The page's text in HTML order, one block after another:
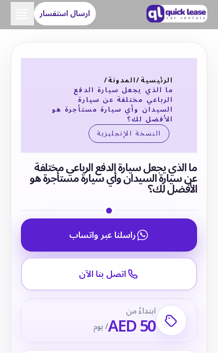
ارسال استفسار
الرئيسية/المدونة/
ما الذي يجعل سيارة الدفع
الرباعي مختلفة عن سيارة
السيدان وأي سيارة مستأجرة هو
الأفضل لك؟
النسخة الإنجليزية
ما الذي يجعل سيارة الدفع الرباعي مختلفة
عن سيارة السيدان وأي سيارة مستأجرة هو
الأفضل لك؟
راسلنا عبر واتساب
اتصل بنا الآن
ابتداءً من
AED 50/ يوم